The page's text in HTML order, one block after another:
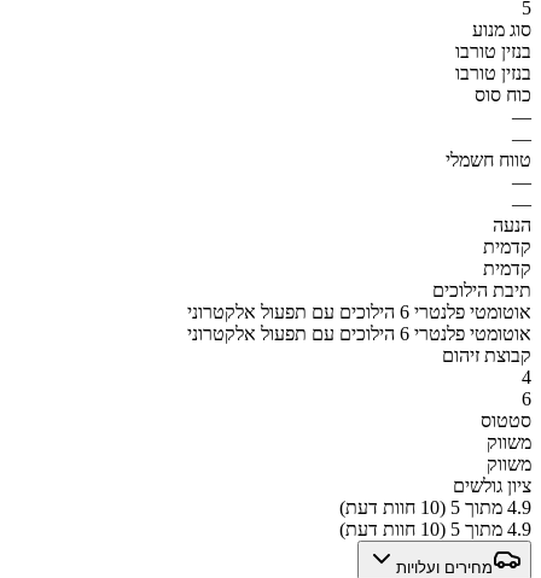
5
סוג מנוע
בנזין טורבו
בנזין טורבו
כוח סוס
—
—
טווח חשמלי
—
—
הנעה
קדמית
קדמית
תיבת הילוכים
אוטומטי פלנטרי 6 הילוכים עם תפעול אלקטרוני
אוטומטי פלנטרי 6 הילוכים עם תפעול אלקטרוני
קבוצת זיהום
4
6
סטטוס
משווק
משווק
ציון גולשים
4.9 מתוך 5 (10 חוות דעת)
4.9 מתוך 5 (10 חוות דעת)
מחירים ועלויות